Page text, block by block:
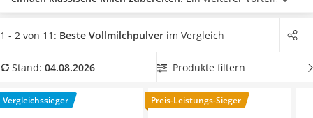
Grapefruitkernextrakt
Matcha-Set
MCT-Öl
Erythrit
Müsli ohne Zuckerzusatz
Vollmilchpulver ist überdurchschnittlich lange haltbar.
Diverse Online-Vollmilchpulver-Tests zeigen, dass
aus
nachsteht . Sparen Sie Stauraum bei Ihrer nächsten
platzsparendes Instant-Vollmilchpulver in der Dose aus
unserer Vergleichstabelle. Überzeugt hat uns hier im August
1 - 2 von 11: Beste Vollmilchpulver im Vergleich
Stand: 04.08.2026 Produkte filtern
Vergleichssieger Preis-Leistungs-Sieger